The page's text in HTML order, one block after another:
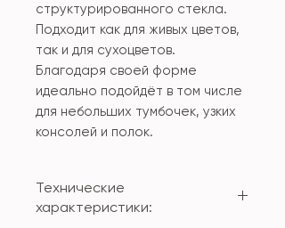
структурированного стекла.
Подходит как для живых цветов,
так и для сухоцветов.
Благодаря своей форме
идеально подойдёт в том числе
для небольших тумбочек, узких
консолей и полок.
Технические
характеристики: